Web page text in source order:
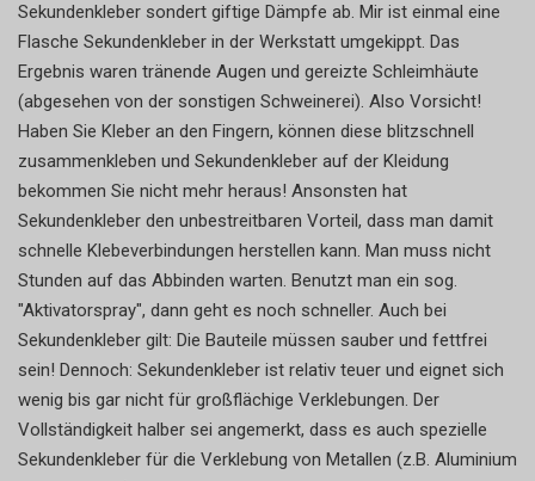
Sekundenkleber sondert giftige Dämpfe ab. Mir ist einmal eine
Flasche Sekundenkleber in der Werkstatt umgekippt. Das
Ergebnis waren tränende Augen und gereizte Schleimhäute
(abgesehen von der sonstigen Schweinerei). Also Vorsicht!
Haben Sie Kleber an den Fingern, können diese blitzschnell
zusammenkleben und Sekundenkleber auf der Kleidung
bekommen Sie nicht mehr heraus! Ansonsten hat
Sekundenkleber den unbestreitbaren Vorteil, dass man damit
schnelle Klebeverbindungen herstellen kann. Man muss nicht
Stunden auf das Abbinden warten. Benutzt man ein sog.
"Aktivatorspray", dann geht es noch schneller. Auch bei
Sekundenkleber gilt: Die Bauteile müssen sauber und fettfrei
sein! Dennoch: Sekundenkleber ist relativ teuer und eignet sich
wenig bis gar nicht für großflächige Verklebungen. Der
Vollständigkeit halber sei angemerkt, dass es auch spezielle
Sekundenkleber für die Verklebung von Metallen (z.B. Aluminium